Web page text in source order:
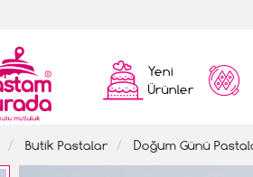
Yeni
Ürünler
Butik Pastalar Doğum Günü